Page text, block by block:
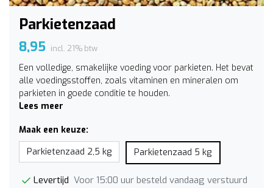
Parkietenzaad
8,95 incl. 21% btw
Een volledige, smakelijke voeding voor parkieten. Het bevat
alle voedingsstoffen, zoals vitaminen en mineralen om
parkieten in goede conditie te houden.
Lees meer
Maak een keuze:
Parkietenzaad 2,5 kg
Parkietenzaad 5 kg
Levertijd Voor 15:00 uur besteld vandaag verstuurd